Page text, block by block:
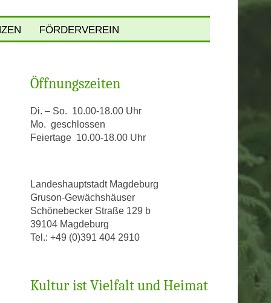
PATENSCHAFTEN
INDEX SEMINUM
TITANENWURZ
FÖRDERVEREIN
SPENDEN
Öffnungszeiten
Di. – So. 10.00-18.00 Uhr
Mo. geschlossen
Feiertage 10.00-18.00 Uhr
Landeshauptstadt Magdeburg
Gruson-Gewächshäuser
Schönebecker Straße 129 b
39104 Magdeburg
Tel.: +49 (0)391 404 2910
Kultur ist Vielfalt und Heimat